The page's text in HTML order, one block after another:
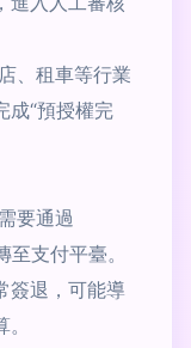
、租車等行業
成“預授權完
要通過
支付平臺。
簽退，可能導